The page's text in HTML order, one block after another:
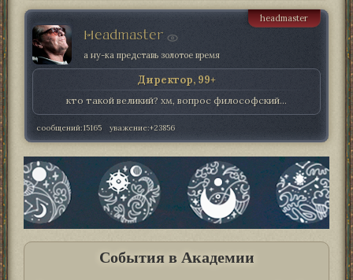
Headmaster
headmaster
а ну-ка представь золотое время
Директор, 99+
кто такой великий? хм, вопрос философский...
сообщений:15165 уважение:+23856
События в Академии